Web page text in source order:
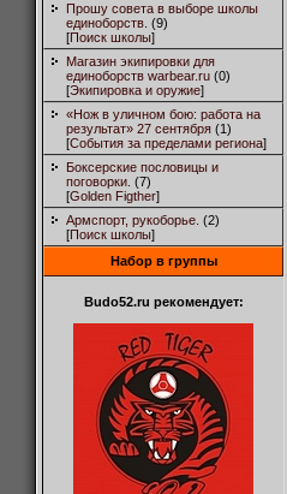
Прошу совета в выборе школы
единоборств. (9)
[Поиск школы]
Магазин экипировки для
единоборств warbear.ru (0)
[Экипировка и оружие]
«Нож в уличном бою: работа на
результат» 27 сентября (1)
[События за пределами региона]
Боксерские пословицы и
поговорки. (7)
[Golden Figther]
Армспорт, рукоборье. (2)
[Поиск школы]
Набор в группы
Budo52.ru рекомендует: